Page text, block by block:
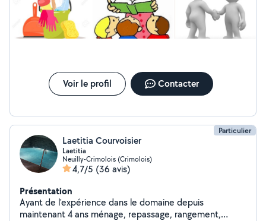
Voir le profil Contacter
Particulier
Laetitia Courvoisier
Laetitia
Neuilly-Crimolois (Crimolois)
4,7/5 (36 avis)
Présentation
Ayant de l'expérience dans le domaine depuis
maintenant 4 ans ménage, repassage, rangement,